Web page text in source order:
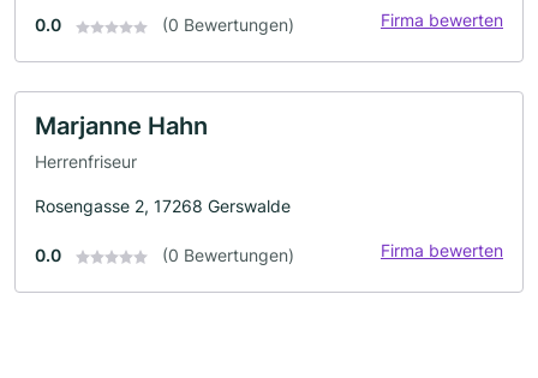
0.0 (0 Bewertungen) Firma bewerten
Marjanne Hahn
Herrenfriseur
Rosengasse 2, 17268 Gerswalde
0.0 (0 Bewertungen) Firma bewerten